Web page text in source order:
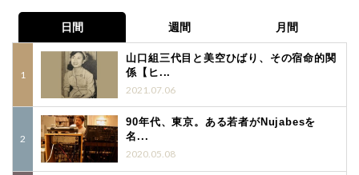
日間 週間 月間
山口組三代目と美空ひばり、その宿命的関
係【ヒ...
2021.07.06
90年代、東京。ある若者がNujabesを
名...
2020.05.08